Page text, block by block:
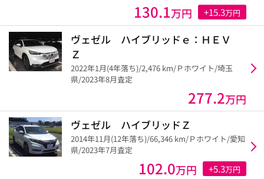
130.1万円 +15.3万円
ヴェゼル ハイブリッドｅ：ＨＥＶ
Ｚ
2022年1月(4年落ち)/2,476 km/Ｐホワイト/埼玉
県/2023年8月査定
277.2万円
ヴェゼル ハイブリッドＺ
2014年11月(12年落ち)/66,346 km/Ｐホワイト/愛知
県/2023年7月査定
102.0万円 +5.3万円